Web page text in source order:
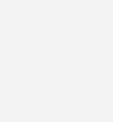
als
geliefert. Doch der Blick auf
Trockenperioden und
Sicherheit gerät zunehmend ins
für Förderung,